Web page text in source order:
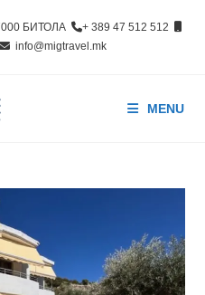
БИТОЛА
+ 389 47 512 512
info@migtravel.mk
MENU